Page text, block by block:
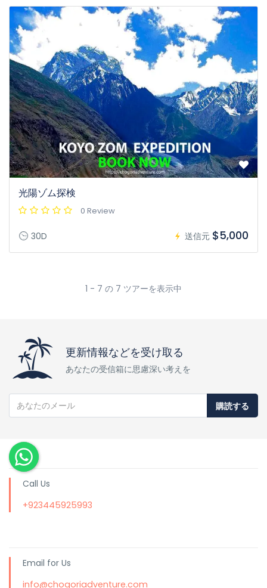
光陽ゾム探検
0 Review
30D 送信元 $5,000
1 - 7 の 7 ツアーを表示中
更新情報などを受け取る
あなたの受信箱に思慮深い考えを
購読する
Call Us
+923445925993
Email for Us
info@chogoriadventure.com